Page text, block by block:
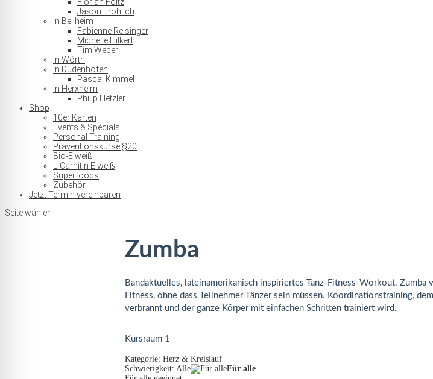
Florian Foltz
Jason Fröhlich
in Bellheim
Fabienne Reisinger
Michelle Hilkert
Tim Weber
in Wörth
in Dudenhofen
Pascal Kimmel
in Herxheim
Philip Hetzler
Shop
10er Karten
Events & Specials
Personal Training
Präventionskurse §20
Bio-Eiweiß
L-Carnitin Eiweiß
Superfoods
Zubehör
Jetzt Termin vereinbaren
Seite wählen
Zumba
Bandaktuelles, lateinamerikanisch inspiriertes Tanz-Fitness-Workout. Zumba
Fitness, ohne dass Teilnehmer Tänzer sein müssen. Koordinationstraining,
verbrannt und der ganze Körper mit einfachen Schritten trainiert wird.
Kursraum 1
Kategorie: Herz & Kreislauf
Schwierigkeit: Alle
Für alle